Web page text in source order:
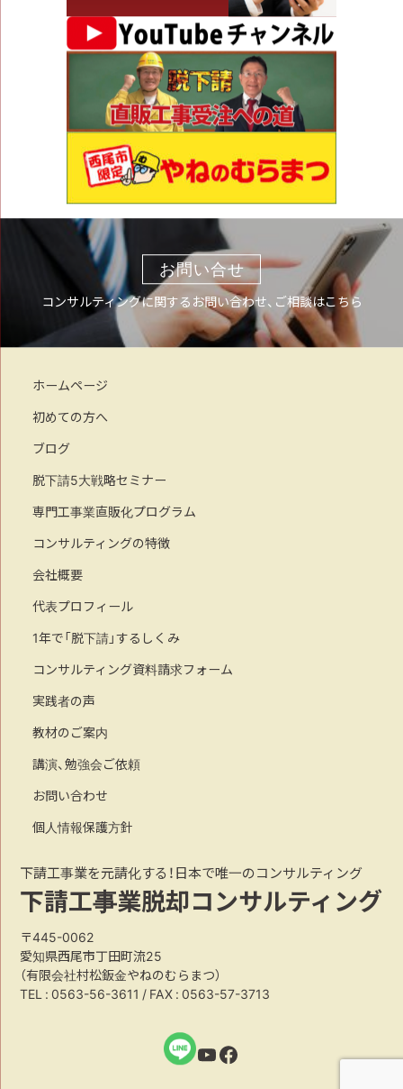
お問い合せ
コンサルティングに関するお問い合わせ、ご相談はこちら
ホームページ
初めての方へ
ブログ
脱下請5大戦略セミナー
専門工事業直販化プログラム
コンサルティングの特徴
会社概要
代表プロフィール
1年で「脱下請」するしくみ
コンサルティング資料請求フォーム
実践者の声
教材のご案内
講演、勉強会ご依頼
お問い合わせ
個人情報保護方針
下請工事業を元請化する！日本で唯一のコンサルティング
下請工事業脱却コンサルティング
〒445-0062
愛知県西尾市丁田町流25
（有限会社村松鈑金やねのむらまつ）
TEL :0563-56-3611 / FAX : 0563-57-3713
YouTube
Facebook